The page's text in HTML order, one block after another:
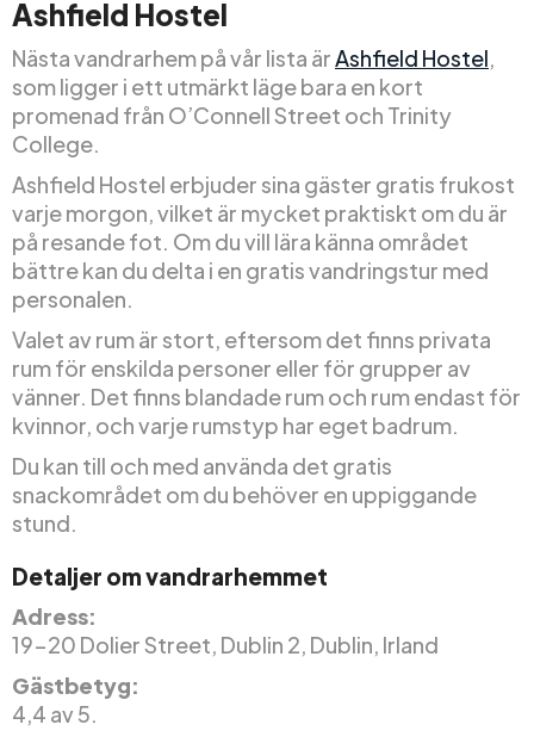
Ashfield Hostel
Nästa vandrarhem på vår lista ärAshfield Hostel,
som ligger i ett utmärkt läge bara en kort
promenad från O’Connell Street och Trinity
College.
Ashfield Hostel erbjuder sina gäster gratis frukost
varje morgon, vilket är mycket praktiskt om du är
på resande fot. Om du vill lära känna området
bättre kan du delta i en gratis vandringstur med
personalen.
Valet av rum är stort, eftersom det finns privata
rum för enskilda personer eller för grupper av
vänner. Det finns blandade rum och rum endast för
kvinnor, och varje rumstyp har eget badrum.
Du kan till och med använda det gratis
snackområdet om du behöver en uppiggande
stund.
Detaljer om vandrarhemmet
Adress:
19-20 Dolier Street, Dublin 2, Dublin, Irland
Gästbetyg:
4,4 av 5.